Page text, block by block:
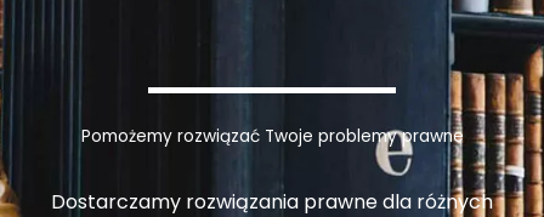
Pomożemy rozwiązać Twoje problemy prawne
Dostarczamy rozwiązania prawne dla różnych